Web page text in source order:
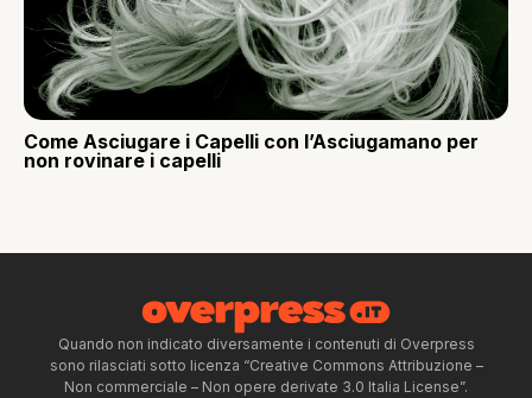
Come Asciugare i Capelli con l’Asciugamano per
non rovinare i capelli
Quando non indicato diversamente i contenuti di Overpress
sono rilasciati sotto licenza “Creative Commons Attribuzione –
Non commerciale – Non opere derivate 3.0 Italia License”.